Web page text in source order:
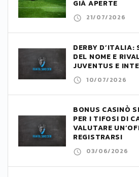
GIÀ APERTE
21/07/2026
DERBY D’ITALIA:
DEL NOME E
JUVENTUS E
10/07/2026
BONUS CASINÒ
PER I TIFOSI DI
VALUTARE
REGISTRARSI
03/06/2026